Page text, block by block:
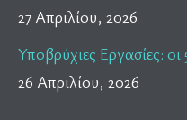
27 Απριλίου, 2026
Υποβρύχιες Εργασίες: οι
26 Απριλίου, 2026